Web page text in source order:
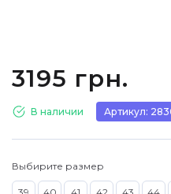
3195 грн.
В наличии Артикул:
Выбирите размер